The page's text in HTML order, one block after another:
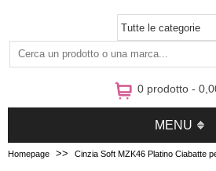
0 prodotto -
MENU
Homepage >> Cinzia Soft MZK46 Platino Ciabatte